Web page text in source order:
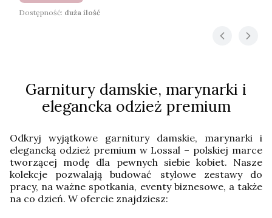
Dostępność: duża ilość
Garnitury damskie, marynarki i
elegancka odzież premium
Odkryj wyjątkowe garnitury damskie, marynarki i
elegancką odzież premium w Lossal – polskiej marce
tworzącej modę dla pewnych siebie kobiet. Nasze
kolekcje pozwalają budować stylowe zestawy do
pracy, na ważne spotkania, eventy biznesowe, a także
na co dzień. W ofercie znajdziesz: